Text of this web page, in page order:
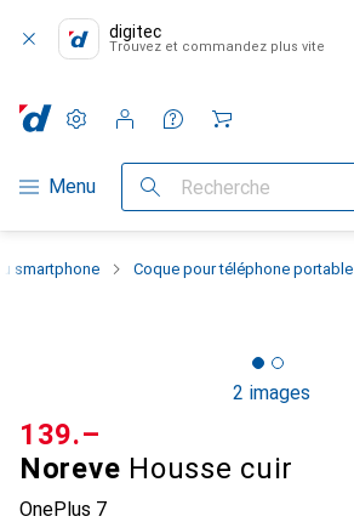
digitec
Trouvez et commandez plus vite
Navigation par catégorie
Menu Recherche
Paramètres
Compte client
Listes de comparaison
Listes d'envies
Panier
smartphone Coque pour téléphone portable
2 images
Noreve Housse cuir
OnePlus 7
CHF
139.–